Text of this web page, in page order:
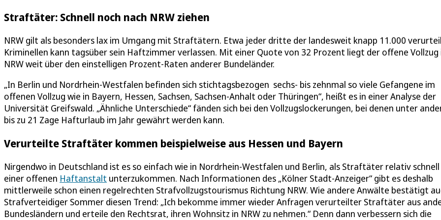
Straftäter: Schnell noch nach NRW ziehen
NRW gilt als besonders lax im Umgang mit Straftätern. Etwa jeder dritte der landesweit knapp 11.000
Kriminellen kann tagsüber sein Haftzimmer verlassen. Mit einer Quote von 32 Prozent liegt der offene Vollzug
NRW weit über den einstelligen Prozent-Raten anderer Bundeländer.
„In Berlin und Nordrhein-Westfalen befinden sich stichtagsbezogen sechs- bis zehnmal so viele Gefangene im
offenen Vollzug wie in Bayern, Hessen, Sachsen, Sachsen-Anhalt oder Thüringen“, heißt es in einer Analyse der
Universität Greifswald. „Ähnliche Unterschiede“ fänden sich bei den Vollzugslockerungen, bei denen unter
bis zu 21 Zage Hafturlaub im Jahr gewährt werden kann.
Verurteilte Straftäter kommen beispielweise aus Hessen und Bayern
Nirgendwo in Deutschland ist es so einfach wie in Nordrhein-Westfalen und Berlin, als Straftäter relativ schnell
einer offenen Haftanstalt unterzukommen. Nach Informationen des „Kölner Stadt-Anzeiger“ gibt es deshalb
mittlerweile schon einen regelrechten Strafvollzugstourismus Richtung NRW. Wie andere Anwälte bestätigt
Strafverteidiger Sommer diesen Trend: „Ich bekomme immer wieder Anfragen verurteilter Straftäter aus
Bundesländern und erteile den Rechtsrat, ihren Wohnsitz in NRW zu nehmen.“ Denn dann verbessern sich die